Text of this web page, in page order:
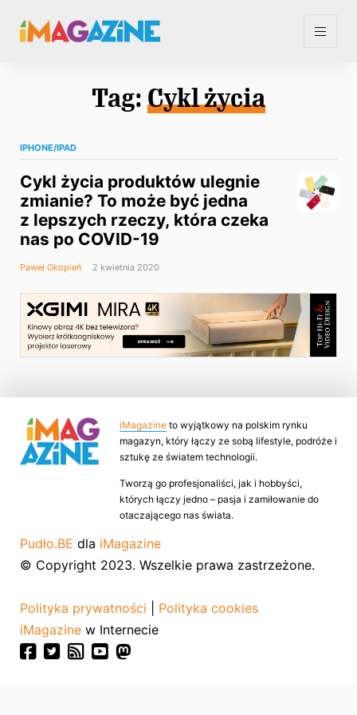
Tag: Cykl życia
IPHONE/IPAD
Cykl życia produktów ulegnie
zmianie? To może być jedna
z lepszych rzeczy, która czeka
nas po COVID-19
Paweł Okopień 2 kwietnia 2020
iMagazine to wyjątkowy na polskim rynku
magazyn, który łączy ze sobą lifestyle, podróże i
sztukę ze światem technologii.
Tworzą go profesjonaliści, jak i hobbyści,
których łączy jedno – pasja i zamiłowanie do
otaczającego nas świata.
Pudło.BE dla iMagazine
© Copyright 2023. Wszelkie prawa zastrzeżone.
Polityka prywatności
Polityka cookies
iMagazine w Internecie